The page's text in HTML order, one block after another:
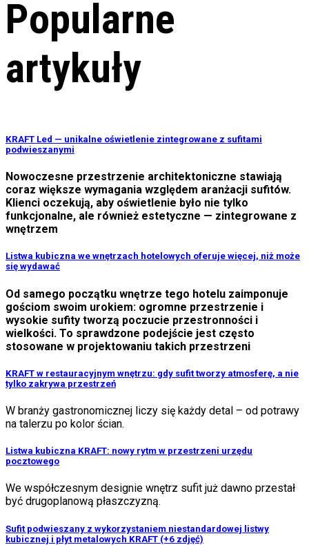
Popularne
artykuły
KRAFT Led — unikalne oświetlenie zintegrowane z sufitami
podwieszanymi
Nowoczesne przestrzenie architektoniczne stawiają
coraz większe wymagania względem aranżacji sufitów.
Klienci oczekują, aby oświetlenie było nie tylko
funkcjonalne, ale również estetyczne — zintegrowane z
wnętrzem
Listwa kubiczna we wnętrzach hotelowych oferuje więcej, niż może
się wydawać
Od samego początku wnętrze tego hotelu zaimponuje
gościom swoim urokiem: ogromne przestrzenie i
wysokie sufity tworzą poczucie przestronności i
wielkości. To sprawdzone podejście jest często
stosowane w projektowaniu takich przestrzeni
KRAFT w restauracyjnym wnętrzu: gdy sufit tworzy atmosferę, a nie
tylko zakrywa przestrzeń
W branży gastronomicznej liczy się każdy detal – od potrawy
na talerzu po kolor ścian.
Listwa kubiczna KRAFT: nowy rytm w przestrzeni urzędu
pocztowego
We współczesnym designie wnętrz sufit już dawno przestał
być drugoplanową płaszczyzną.
Sufit podwieszany z wykorzystaniem niestandardowej listwy
kubicznej i płyt metalowych KRAFT (+6 zdjęć)